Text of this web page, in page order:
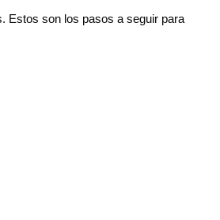
Estos son los pasos a seguir para